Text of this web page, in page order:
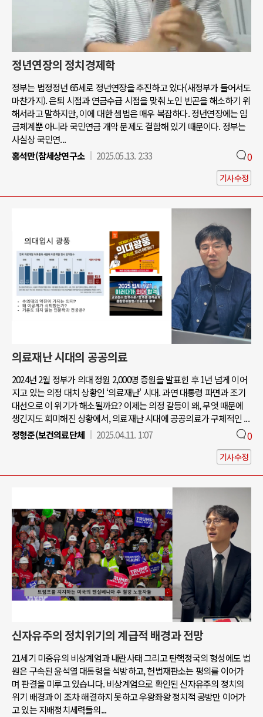
정년연장의 정치경제학
정부는 법정정년 65세로 정년연장을 추진하고 있다(새정부가 들어서도
마찬가지). 은퇴 시점과 연금수급 시점을 맞춰 노인 빈곤을 해소하기 위
해서라고 말하지만, 이에 대한 셈법은 매우 복잡하다. 정년연장에는 임
금체계뿐 아니라 국민연금 개악 문제도 결합해 있기 때문이다. 정부는
사실상 국민연...
홍석만(참세상연구소
2025.05.13. 2:33 0
기사수정
의료재난 시대의 공공의료
2024년 2월 정부가 의대 정원 2,000명 증원을 발표힌 후 1년 넘게 이어
지고 있는 의정 대치 상황인 ‘의료재난' 시대. 과연 대통령 파면과 조기
대선으로 이 위기가 해소될까요? 이제는 의정 갈등이 왜, 무엇 때문에
생긴지도 희미해진 상황에서, 의료재난 시대에 공공의료가 구체적인 ...
정형준(보건의료단체
2025.04.11. 1:07 0
기사수정
신자유주의 정치위기의 계급적 배경과 전망
21세기 미증유의 비상계엄과 내란사태 그리고 탄핵정국의 형성에도 법
원은 구속된 윤석열 대통령을 석방하고, 헌법재판소는 평의를 이어가
며 판결을 미루고 있습니다. 비상계엄으로 확인된 신자유주의 정치의
위기 배경과 이 조차 해결하지 못하고 우왕좌왕 정치적 공방만 이어가
고 있는 지배정치세력들의...